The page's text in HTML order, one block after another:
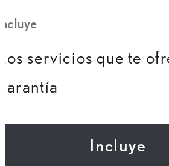
servicios que te
Incluye